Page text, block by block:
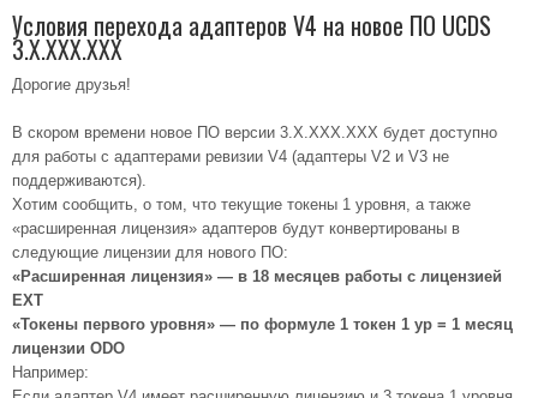
Условия перехода адаптеров V4 на новое ПО UCDS
3.X.XXX.XXX
Дорогие друзья!
В скором времени новое ПО версии 3.X.XXX.XXX будет доступно
для работы с адаптерами ревизии V4 (адаптеры V2 и V3 не
поддерживаются).
Хотим сообщить, о том, что текущие токены 1 уровня, а также
«расширенная лицензия» адаптеров будут конвертированы в
следующие лицензии для нового ПО:
«Расширенная лицензия» — в 18 месяцев работы с лицензией
EXT
«Токены первого уровня» — по формуле 1 токен 1 ур = 1 месяц
лицензии ODO
Например: